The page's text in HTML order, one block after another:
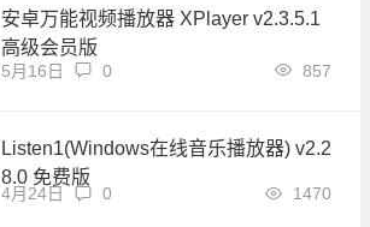
安卓万能视频播放器 XPlayer v2.3.5.1
高级会员版
5月16日 857
0
Listen1(Windows在线音乐播放器) v2.2
8.0 免费版
4月24日 1470
0